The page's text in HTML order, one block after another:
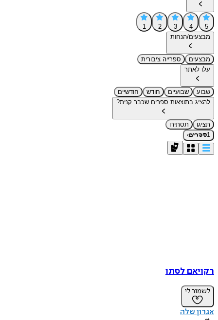
5
4
3
2
1
מבצעים/הנחות
מבצעים
ספרייה ציבורית
עלו לאתר
שבוע שבועיים חודש
חודשיים
להציג בתוצאות ספרים שכבר קנית?
תציגו
תסתירו
1ספרים›
רקויאם לסתו
לשמור לי
אגרון שלה